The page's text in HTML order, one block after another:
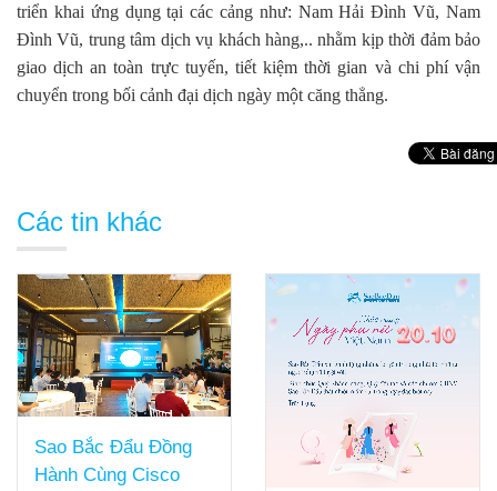
triển khai ứng dụng tại các cảng như: Nam Hải Đình Vũ, Nam
Đình Vũ, trung tâm dịch vụ khách hàng,.. nhằm kịp thời đảm bảo
giao dịch an toàn trực tuyến, tiết kiệm thời gian và chi phí vận
chuyển trong bối cảnh đại dịch ngày một căng thẳng.
Các tin khác
Sao Bắc Đẩu Đồng
Hành Cùng Cisco